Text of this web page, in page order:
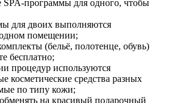
программы для одного, чтобы
для двоих выполняются
помещении;
(бельё, полотенце, обувь)
бесплатно;
процедур используются
косметические средства разных
по типу кожи;
на красивый подарочный